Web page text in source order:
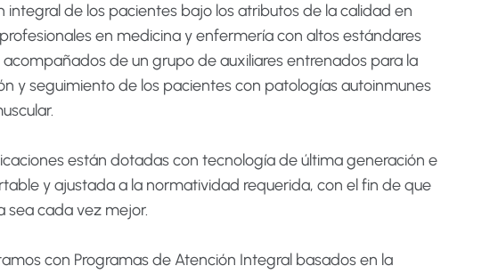
integral de los pacientes bajo los atributos de la calidad en
en medicina y enfermería con altos estándares
de un grupo de auxiliares entrenados para la
y seguimiento de los pacientes con patologías autoinmunes
están dotadas con tecnología de última generación e
y ajustada a la normatividad requerida, con el fin de que
sea cada vez mejor.
con Programas de Atención Integral basados en la